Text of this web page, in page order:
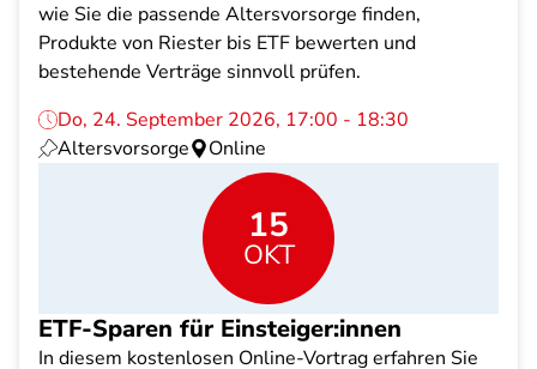
wie Sie die passende Altersvorsorge finden,
Produkte von Riester bis ETF bewerten und
bestehende Verträge sinnvoll prüfen.
Do, 24. September 2026, 17:00 - 18:30
Altersvorsorge
Online
15
OKT
ETF-Sparen für Einsteiger:innen
In diesem kostenlosen Online-Vortrag erfahren Sie